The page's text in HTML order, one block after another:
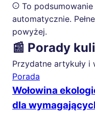
To
automatycznie.
powyżej.
📰 Porady
Przydatne artykuły i
Porada
Wołowina
dla